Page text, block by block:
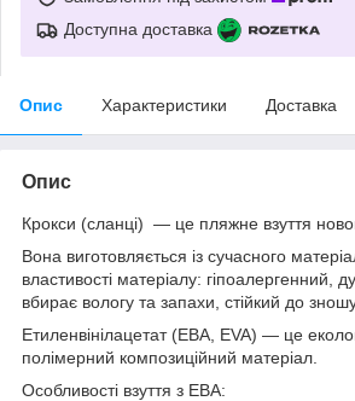
Доступна доставка
Опис Характеристики Доставка
Опис
Крокси (сланці) — це пляжне взуття
Вона виготовляється із сучасного
властивості матеріалу: гіпоалергенний,
вбирає вологу та запахи, стійкий до
Етиленвінілацетат (ЕВА, EVA) — це
полімерний композиційний матеріал.
Особливості взуття з ЕВА: